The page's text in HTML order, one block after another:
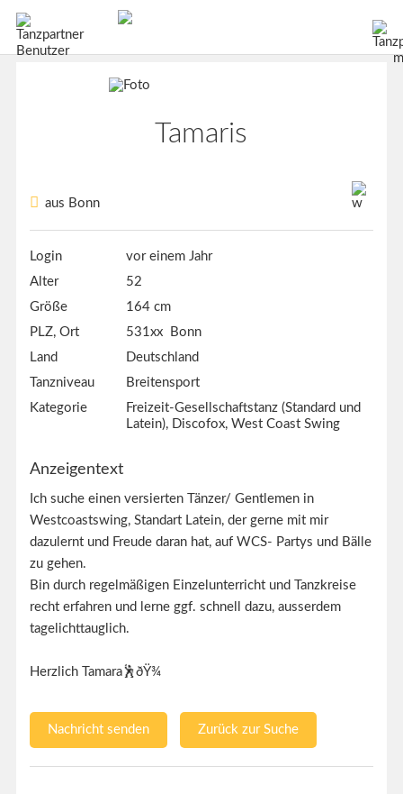
Tamaris
aus Bonn
Login
vor einem Jahr
Alter
52
Größe
164 cm
PLZ, Ort
531xx Bonn
Land
Deutschland
Tanzniveau
Breitensport
Kategorie
Freizeit-Gesellschaftstanz (Standard und
Latein), Discofox, West Coast Swing
Anzeigentext
Ich suche einen versierten Tänzer/ Gentlemen in
Westcoastswing, Standart Latein, der gerne mit mir
dazulernt und Freude daran hat, auf WCS- Partys und Bälle
zu gehen.
Bin durch regelmäßigen Einzelunterricht und Tanzkreise
recht erfahren und lerne ggf. schnell dazu, ausserdem
tagelichttauglich.
Herzlich Tamara🕺ðŸ¾
Nachricht senden Zurück zur Suche